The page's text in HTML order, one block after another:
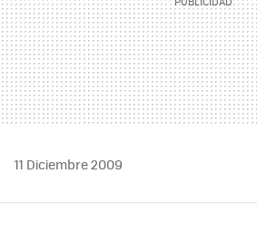
11 Diciembre 2009